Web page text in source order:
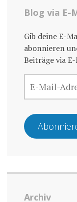
Blog via E-
Gib deine E-
abonnieren
Beiträge via
MAIL-
ADRESSE
Archiv